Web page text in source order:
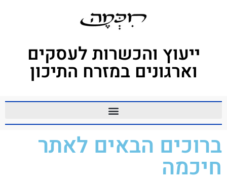
ייעוץ והכשרות לעסקים
וארגונים במזרח התיכון
ברוכים הבאים לאתר
חיכמה